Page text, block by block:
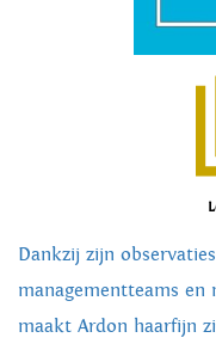
Dankzij zijn
managementteams en
maakt Ardon haarfijn